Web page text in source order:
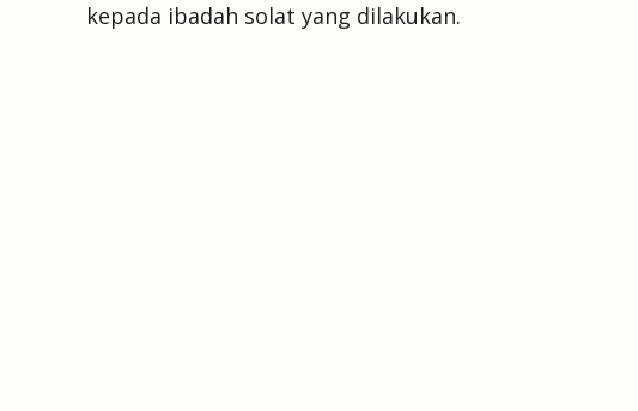
kepada ibadah solat yang dilakukan.